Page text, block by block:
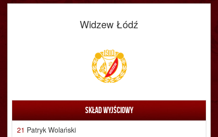
Widzew Łódź
Skład wyjściowy
21 Patryk Wolański